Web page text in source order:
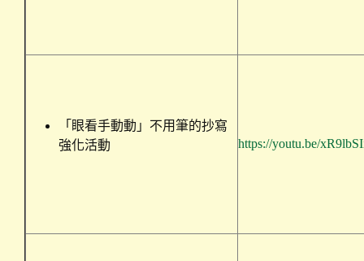
「眼看手動動」不用筆的抄寫
強化活動
https://youtu.be/